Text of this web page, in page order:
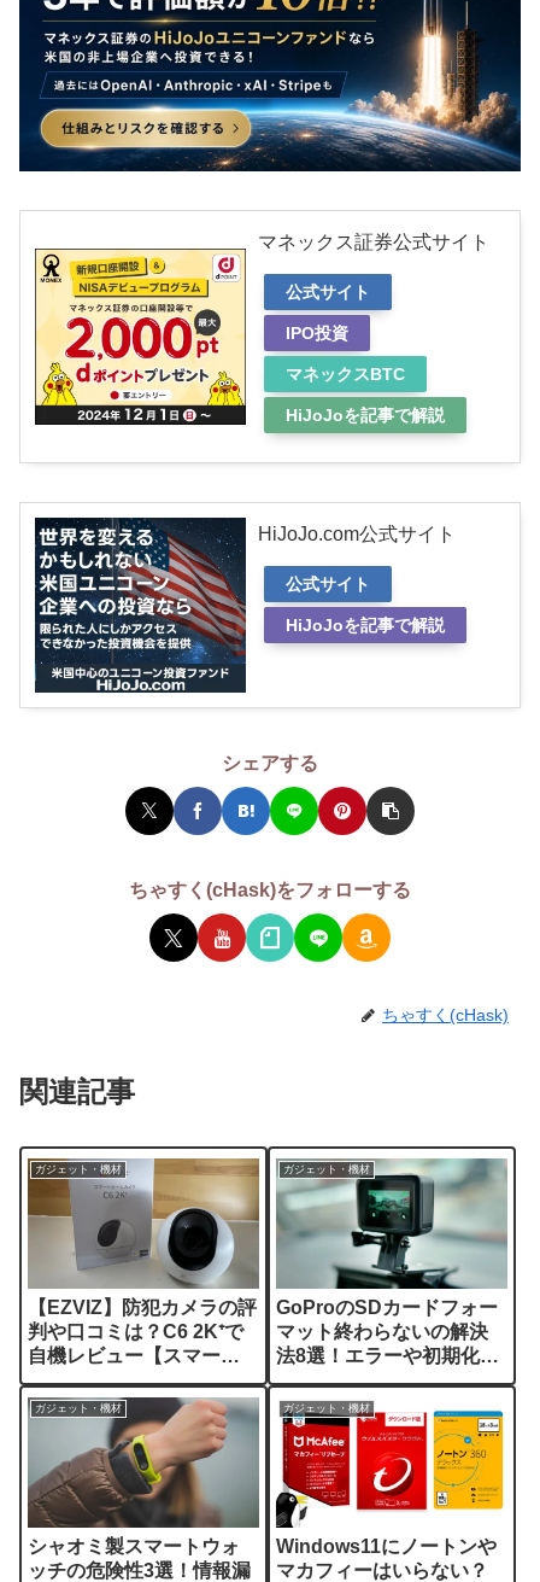
マネックス証券公式サイト
公式サイト
IPO投資
マネックスBTC
HiJoJoを記事で解説
HiJoJo.com公式サイト
公式サイト
HiJoJoを記事で解説
シェアする
ちゃすく(cHask)をフォローする
ちゃすく(cHask)
関連記事
ガジェット・機材
【EZVIZ】防犯カメラの評
判や口コミは？C6 2K⁺で
自機レビュー【スマート
ホームカメラ】
ガジェット・機材
GoProのSDカードフォー
マット終わらないの解決
法8選！エラーや初期化も
解説
ガジェット・機材
シャオミ製スマートウォ
ッチの危険性3選！情報漏
ガジェット・機材
Windows11にノートンや
マカフィーはいらない？